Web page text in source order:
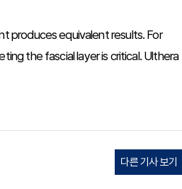
produces equivalent results. For
the fascial layer is critical. Ulthera
다른 기사 보기